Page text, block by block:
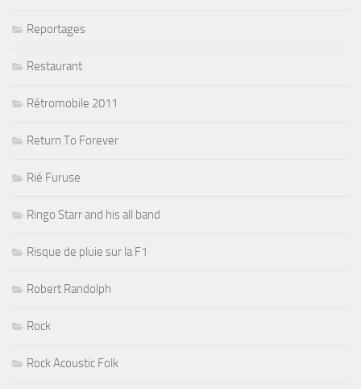
Reportages
Restaurant
Rétromobile 2011
Return To Forever
Rié Furuse
Ringo Starr and his all band
Risque de pluie sur la F1
Robert Randolph
Rock
Rock Acoustic Folk